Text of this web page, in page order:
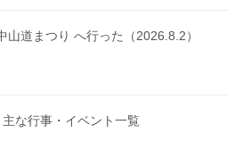
山道まつり へ行った（2026.8.2）
な行事・イベント一覧